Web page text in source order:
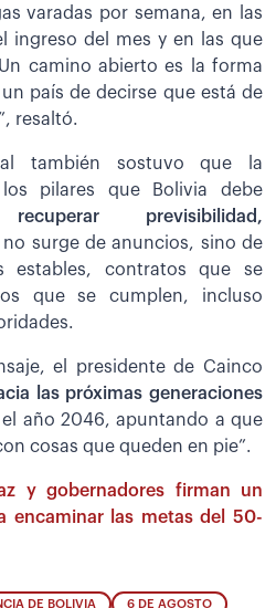
varadas por semana, en las
ingreso del mes y en las que
camino abierto es la forma
país de decirse que está de
resaltó.
también sostuvo que la
pilares que Bolivia debe
previsibilidad,
surge de anuncios, sino de
estables, contratos que se
que se cumplen, incluso
el presidente de Cainco
las próximas generaciones
año 2046, apuntando a que
cosas que queden en pie”.
y gobernadores firman un
encaminar las metas del 50-
DE BOLIVIA 6 DE AGOSTO